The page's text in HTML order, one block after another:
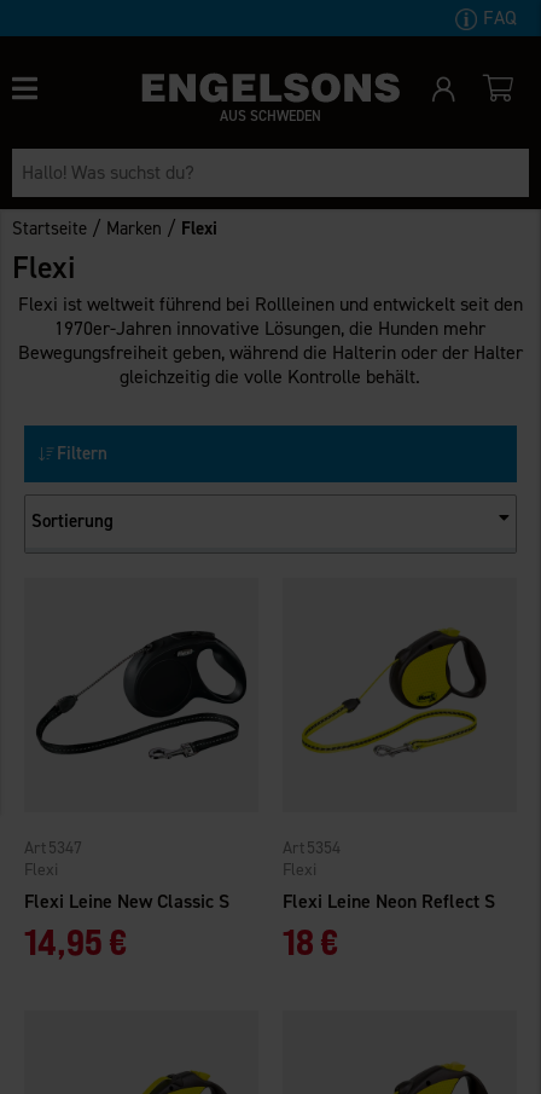
FAQ
AUS SCHWEDEN
Startseite / Marken / Flexi
Flexi
Flexi ist weltweit führend bei Rollleinen und entwickelt seit den
1970er-Jahren innovative Lösungen, die Hunden mehr
Bewegungsfreiheit geben, während die Halterin oder der Halter
gleichzeitig die volle Kontrolle behält.
Filtern
Sortierung
Flexi Leine New Classic S
Flexi
5347
14,95 €
Flexi Leine Neon Reflect S
Flexi
5354
18 €